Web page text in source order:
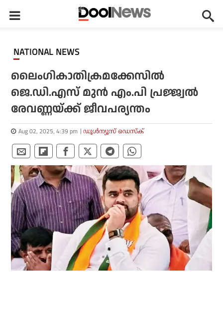
NATIONAL NEWS
ലൈംഗികാതിക്രമക്കേസില്‍
ജെ.ഡി.എസ് മുന്‍ എം.പി പ്രജ്ജ്വല്‍
രേവണ്ണയ്ക്ക് ജീവപര്യന്തം
Aug 02, 2025, 4:39 pm ഡൂള്‍ന്യൂസ് ഡെസ്‌ക്